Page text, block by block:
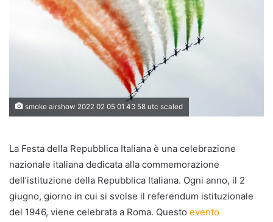
smoke airshow 2022 02 05 01 43 58 utc scaled
La Festa della Repubblica Italiana è una celebrazione
nazionale italiana dedicata alla commemorazione
dell’istituzione della Repubblica Italiana. Ogni anno, il 2
giugno, giorno in cui si svolse il referendum istituzionale
del 1946, viene celebrata a Roma. Questo evento